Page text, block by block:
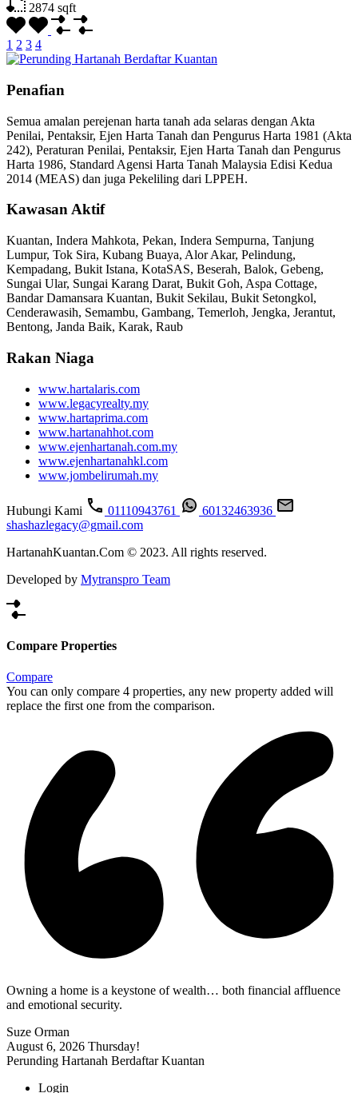
2874 sqft
1 2 3 4
Penafian
Semua amalan perejenan harta tanah ada selaras dengan Akta
Penilai, Pentaksir, Ejen Harta Tanah dan Pengurus Harta 1981 (Akta
242), Peraturan Penilai, Pentaksir, Ejen Harta Tanah dan Pengurus
Harta 1986, Standard Agensi Harta Tanah Malaysia Edisi Kedua
2014 (MEAS) dan juga Pekeliling dari LPPEH.
Kawasan Aktif
Kuantan, Indera Mahkota, Pekan, Indera Sempurna, Tanjung
Lumpur, Tok Sira, Kubang Buaya, Alor Akar, Pelindung,
Kempadang, Bukit Istana, KotaSAS, Beserah, Balok, Gebeng,
Sungai Ular, Sungai Karang Darat, Bukit Goh, Aspa Cottage,
Bandar Damansara Kuantan, Bukit Sekilau, Bukit Setongkol,
Cenderawasih, Semambu, Gambang, Temerloh, Jengka, Jerantut,
Bentong, Janda Baik, Karak, Raub
Rakan Niaga
www.hartalaris.com
www.legacyrealty.my
www.hartaprima.com
www.hartanahhot.com
www.ejenhartanah.com.my
www.ejenhartanahkl.com
www.jombelirumah.my
Hubungi Kami 01110943761
60132463936
shashazlegacy@gmail.com
HartanahKuantan.Com © 2023. All rights reserved.
Developed by Mytranspro Team
Compare Properties
Compare
You can only compare 4 properties, any new property added will
replace the first one from the comparison.
Owning a home is a keystone of wealth… both financial affluence
and emotional security.
Suze Orman
August 6, 2026 Thursday!
Perunding Hartanah Berdaftar Kuantan
Login